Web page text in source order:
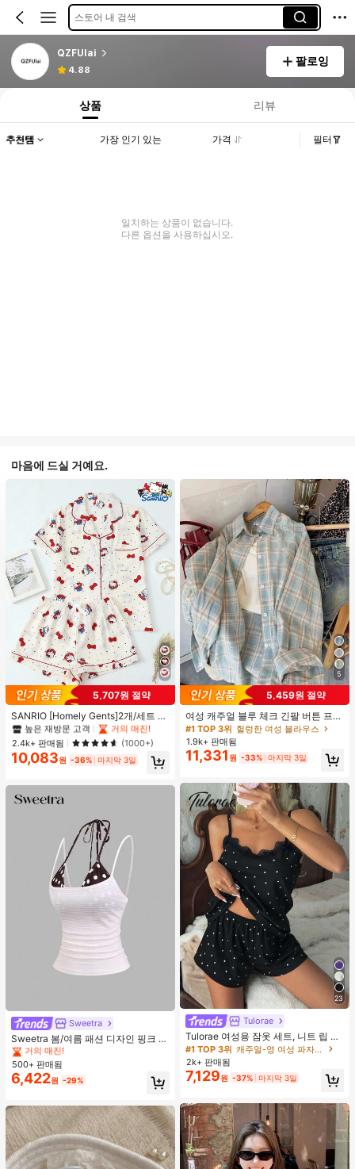
스토어 내 검색
QZFUlai
4.88
팔로잉
상품 리뷰
추천템 가장 인기 있는 가격 필터
일치하는 상품이 없습니다.
다른 옵션을 사용하십시오.
마음에 드실 거예요.
5,707원 절약
SANRIO [Homely Gents]2개/세트 여
성 프린트 라펠 반팔 버튼 포켓 상의
및 보우 반바지 잠옷 세트, 캐주얼 홈
웨어, 봄/여름에 적합
#1 TOP 3위
프라이드 월 여성 파자마 세트
높은 재방문 고객
거의 매진!
#1 TOP 3위
프라이드 월 여성 파자마 세트
높은 재방문 고객
거의 매진!
#1 TOP 3위
프라이드 월 여성 파자마 세트
높은 재방문 고객
거의 매진!
#1 TOP 3위
프라이드 월 여성 파자마 세트
높은 재방문 고객
거의 매진!
2.4k+ 판매됨 (1000+)
10,083원 -36% 마지막 3일
Sweetra
Sweetra 봄/여름 패션 디자인 핑크 스
트라이프 브라운 폴카 도트 스파게티
스트랩 2 In 1 스위트 걸리시 비치 로
맨틱 휴가 스타일 여성용 캐미 탱크 탑
#4 TOP 3위
에서 쁘띠 스타일 여성 상의, 블라우스 & 티
거의 매진!
#4 TOP 3위
에서 쁘띠 스타일 여성 상의, 블라우스 & 티
거의 매진!
#4 TOP 3위
에서 쁘띠 스타일 여성 상의, 블라우스 & 티
거의 매진!
#4 TOP 3위
거의 매진!
500+ 판매됨
6,422원 -29%
5
5,459원 절약
여성 캐주얼 블루 체크 긴팔 버튼 프론
트 폴리에스터 셔츠, 레귤러 핏, 봄 의
류, 편안한 스타일
#1 TOP 3위 헐렁한 여성 블라우스
1.9k+ 판매됨
11,331 원 -33% 마지막 3일
23
Tulorae
Tulorae 여성용 잠옷 세트, 니트 립 원
단, 하트 프린트 대비 레이스 트림, 로
맨틱 달콤 귀여운 섹시 캐미솔 & 반바
지 베이비돌 잠옷 세트 투피스 나이트
세트 섹시 잠옷 세트 여성용 잠옷 롬퍼
투피스 잠옷 세트 여성용 잠옷 세트 도
트 잠옷 세트 잠옷 반바지 세트 투피스
잠옷 세트 여성용 여름 세트 도트 반바
지 세트 여성용 잠옷 세트 반바지 잠옷
세트 여성용 투피스 여름 라운지 세트
#1 TOP 3위
캐주얼-영 여성 파자마 세트
2k+ 판매됨
7,129원 -37% 마지막 3일